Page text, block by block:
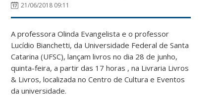
21/06/2018 09:11
A professora Olinda Evangelista e o professor
Lucídio Bianchetti, da Universidade Federal de Santa
Catarina (UFSC), lançam livros no dia 28 de junho,
quinta-feira, a partir das 17 horas , na Livraria Livros
& Livros, localizada no Centro de Cultura e Eventos
da universidade.